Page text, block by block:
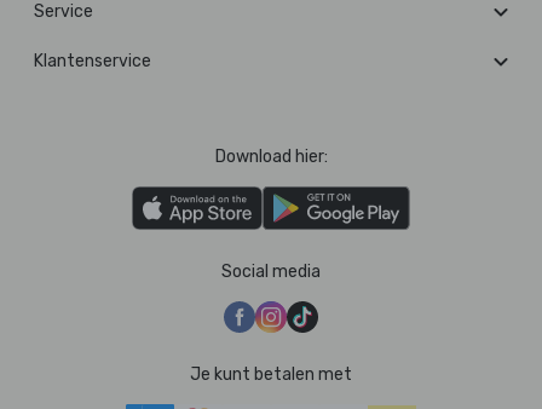
Service
Klantenservice
Download hier:
Social media
Je kunt betalen met